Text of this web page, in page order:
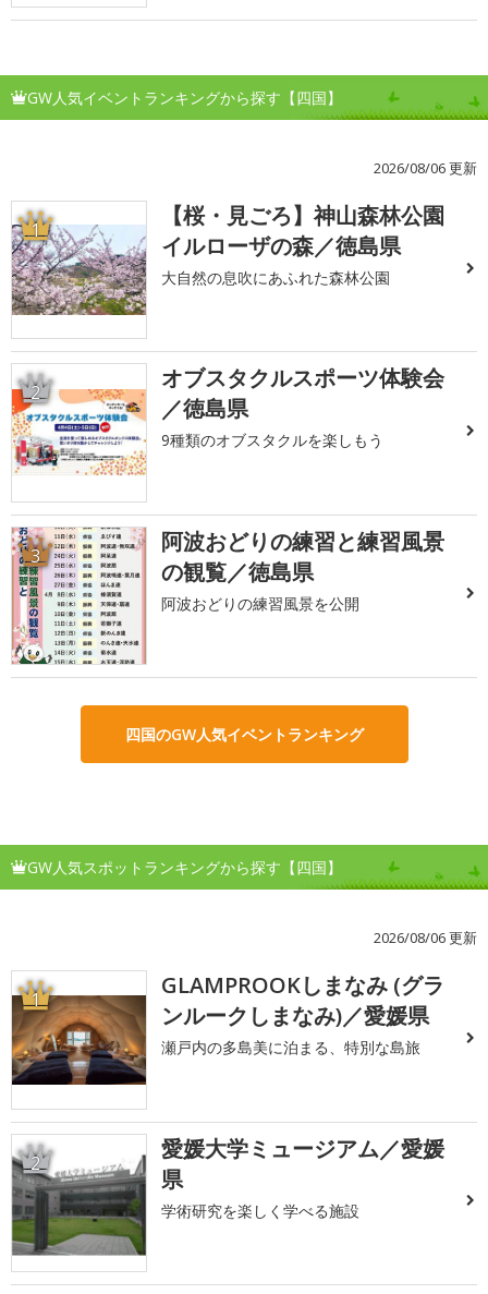
GW人気イベントランキングから探す【四国】
2026/08/06 更新
1
【桜・見ごろ】神山森林公園
イルローザの森／徳島県
大自然の息吹にあふれた森林公園
2
オブスタクルスポーツ体験会
／徳島県
9種類のオブスタクルを楽しもう
3
阿波おどりの練習と練習風景
の観覧／徳島県
阿波おどりの練習風景を公開
四国のGW人気イベントランキング
GW人気スポットランキングから探す【四国】
2026/08/06 更新
1
GLAMPROOKしまなみ (グラ
ンルークしまなみ)／愛媛県
瀬戸内の多島美に泊まる、特別な島旅
2
愛媛大学ミュージアム／愛媛
県
学術研究を楽しく学べる施設